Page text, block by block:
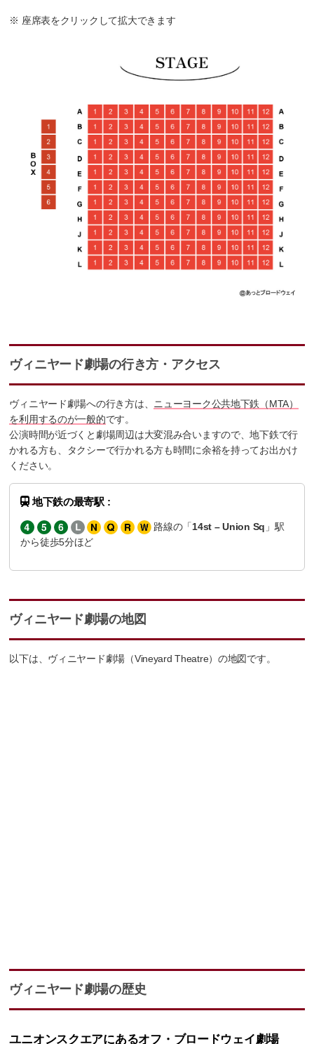
※ 座席表をクリックして拡大できます
ヴィニヤード劇場の行き方・アクセス
ヴィニヤード劇場への行き方は、 ニューヨーク公共地下鉄（MTA）
を利用するのが一般的です。
公演時間が近づくと劇場周辺は大変混み合いますので、地下鉄で行
かれる方も、タクシーで行かれる方も時間に余裕を持ってお出かけ
ください。
地下鉄の最寄駅 :
路線の「14st – Union Sq 」駅
から徒歩5分ほど
ヴィニヤード劇場の地図
以下は、ヴィニヤード劇場（Vineyard Theatre）の地図です。
ヴィニヤード劇場の歴史
ユニオンスクエアにあるオフ・ブロードウェイ劇場